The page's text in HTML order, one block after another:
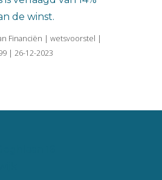
de winst.
Financiën | wetsvoorstel |
| 26-12-2023